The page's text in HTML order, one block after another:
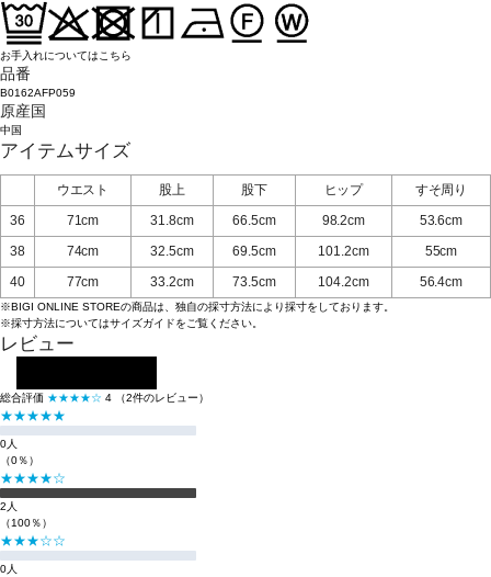
お手入れについてはこちら
品番
B0162AFP059
原産国
中国
アイテムサイズ
ウエスト 股上 股下 ヒップ
すそ周り
36
71cm 31.8cm 66.5cm 98.2cm
53.6cm
38
74cm 32.5cm 69.5cm 101.2cm
55cm
40
77cm 33.2cm 73.5cm 104.2cm 56.4cm
※BIGI ONLINE STOREの商品は、独自の採寸方法により採寸をしております。
※採寸方法についてはサイズガイドをご覧ください。
レビュー
総合評価 ★★★★☆ 4 （2件のレビュー）
★★★★★
0人
（0％）
★★★★☆
2人
（100％）
★★★☆☆
0人